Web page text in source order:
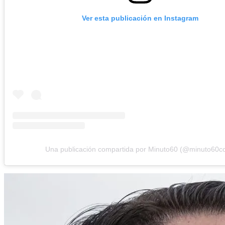
Ver esta publicación en Instagram
Una publicación compartida por Minuto60